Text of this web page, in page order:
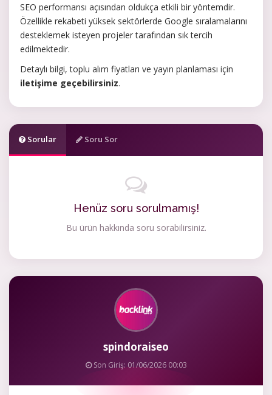
SEO performansı açısından oldukça etkili bir yöntemdir.
Özellikle rekabeti yüksek sektörlerde Google sıralamalarını
desteklemek isteyen projeler tarafından sık tercih
edilmektedir.
Detaylı bilgi, toplu alım fiyatları ve yayın planlaması için
iletişime geçebilirsiniz.
Sorular Soru Sor
Henüz soru sorulmamış!
Bu ürün hakkında soru sorabilirsiniz.
spindoraiseo
Son Giriş: 01/06/2026 00:03